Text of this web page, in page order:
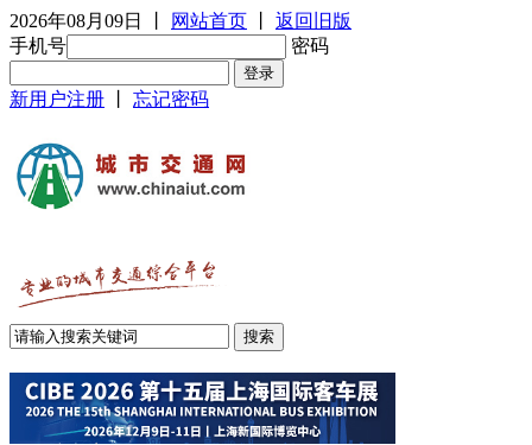
2026年08月09日 网站首页
返回旧版
手机号
密码
新用户注册 忘记密码